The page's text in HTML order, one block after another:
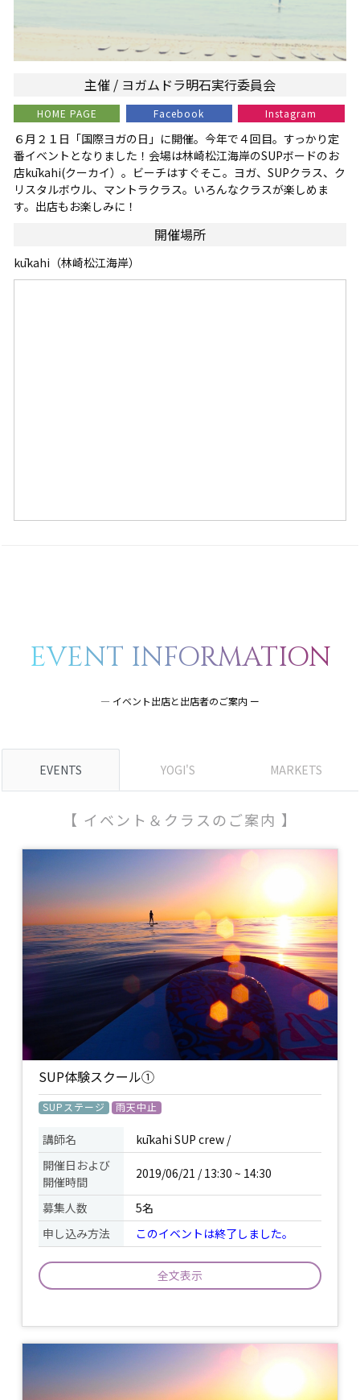
主催 / ヨガムドラ明石実行委員会
HOME PAGE Facebook Instagram
６月２１日「国際ヨガの日」に開催。今年で４回目。すっかり定
番イベントとなりました！会場は林崎松江海岸のSUPボードのお
店kūkahi(クーカイ）。ビーチはすぐそこ。ヨガ、SUPクラス、ク
リスタルボウル、マントラクラス。いろんなクラスが楽しめま
す。出店もお楽しみに！
開催場所
kūkahi（林崎松江海岸）
EVENT INFORMATION
― イベント出店と出店者のご案内 ー
EVENTS YOGI'S MARKETS
【 イベント＆クラスのご案内 】
SUP体験スクール①
SUPステージ 雨天中止
講師名
kūkahi SUP crew /
開催日および
開催時間
2019/06/21 / 13:30 ~ 14:30
募集人数
5名
申し込み方法
このイベントは終了しました。
全文表示
イベント
SUPの初級スクールです。SUPの基本的
な操作方法を学ぶクラスです。 ※施設使